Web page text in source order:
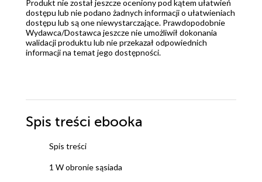
Produkt nie został jeszcze oceniony pod kątem ułatwień
dostępu lub nie podano żadnych informacji o ułatwieniach
dostępu lub są one niewystarczające. Prawdopodobnie
Wydawca/Dostawca jeszcze nie umożliwił dokonania
walidacji produktu lub nie przekazał odpowiednich
informacji na temat jego dostępności.
Spis treści ebooka
Spis treści
1 W obronie sąsiada